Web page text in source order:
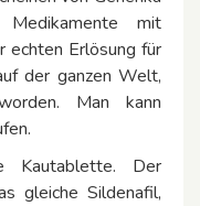
Medikamente mit
echten Erlösung für
der ganzen Welt,
Man kann
Kautablette. Der
gleiche Sildenafil,